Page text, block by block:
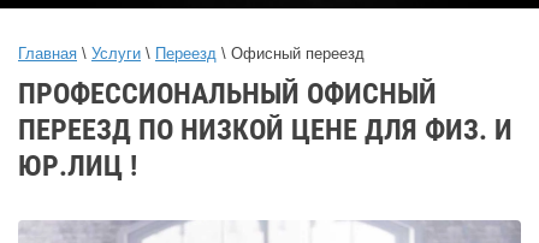
Главная \ Услуги \ Переезд \ Офисный переезд
ПРОФЕССИОНАЛЬНЫЙ ОФИСНЫЙ
ПЕРЕЕЗД ПО НИЗКОЙ ЦЕНЕ ДЛЯ ФИЗ. И
ЮР.ЛИЦ !